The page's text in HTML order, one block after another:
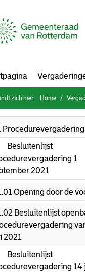
zich hier: Home
Procedurevergadering
Besluitenlijst
1
2021
Opening door de
Besluitenlijst
2021
Besluitenlijst
14